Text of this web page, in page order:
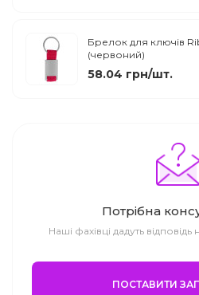
Брелок для ключів
(червоний)
58.04 грн/шт.
Потрібна
Наші фахівці дадуть
ПОСТАВИТИ